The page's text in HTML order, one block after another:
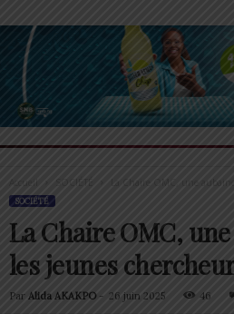
Accueil La Chaire OMC, une
SOCIÉTÉ
La Chaire OMC,
les jeunes
Par Alida AKAKPO- 26 juin 2025 46